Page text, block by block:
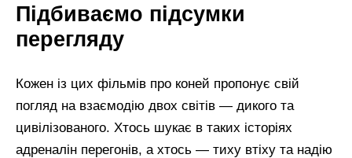
Підбиваємо підсумки
перегляду
Кожен із цих фільмів про коней пропонує свій
погляд на взаємодію двох світів — дикого та
цивілізованого. Хтось шукає в таких історіях
адреналін перегонів, а хтось — тиху втіху та надію